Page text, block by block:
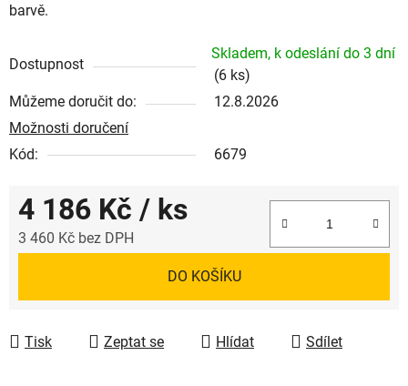
barvě.
Dostupnost
Skladem, k odeslání do 3 dní
(6 ks)
Můžeme doručit do:
12.8.2026
Možnosti doručení
Kód:
6679
4 186 Kč / ks
3 460 Kč bez DPH
DO KOŠÍKU
Tisk Zeptat se Hlídat Sdílet